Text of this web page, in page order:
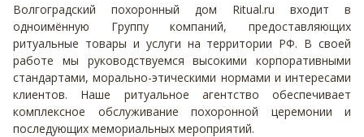
Волгоградский похоронный дом Ritual.ru входит в
одноимённую Группу компаний, предоставляющих
ритуальные товары и услуги на территории РФ. В своей
работе мы руководствуемся высокими корпоративными
стандартами, морально-этическими нормами и интересами
клиентов. Наше ритуальное агентство обеспечивает
комплексное обслуживание похоронной церемонии и
последующих мемориальных мероприятий.